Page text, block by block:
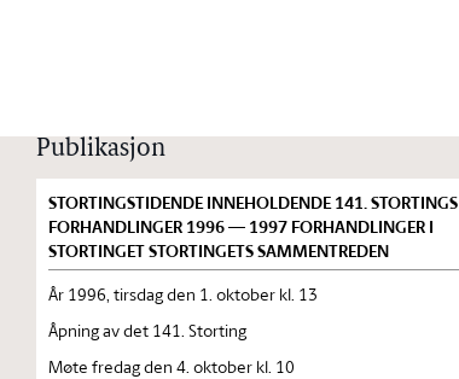
Publikasjon
STORTINGSTIDENDE INNEHOLDENDE 141. STORTINGS
FORHANDLINGER 1996 — 1997 FORHANDLINGER I
STORTINGET STORTINGETS SAMMENTREDEN
År 1996, tirsdag den 1. oktober kl. 13
Åpning av det 141. Storting
Møte fredag den 4. oktober kl. 10